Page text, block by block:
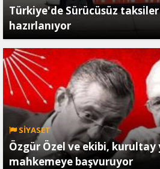
Türkiye'de Sürücüsüz
hazırlanıyor
SİYASET
Özgür Özel ve ekibi, kurultay
mahkemeye başvuruyor